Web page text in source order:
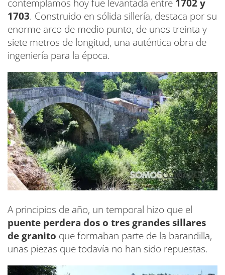
contemplamos hoy fue levantada entre 1702 y
1703. Construido en sólida sillería, destaca por su
enorme arco de medio punto, de unos treinta y
siete metros de longitud, una auténtica obra de
ingeniería para la época.
A principios de año, un temporal hizo que el
puente perdera dos o tres grandes sillares
de granito que formaban parte de la barandilla,
unas piezas que todavía no han sido repuestas.